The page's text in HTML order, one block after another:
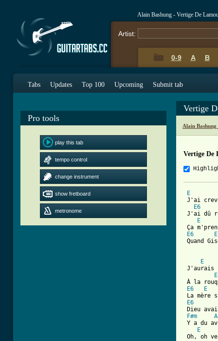
Alain Bashung - Vertige De
Artist:
0-9 A B
Tabs Updates Top 100 Upcoming Submit tab
Pro tools
play this tab
tempo control
change instrument
show fretboard
metronome
Vertige
Alain
Vertige De
E
J'ai
E6
J'ai dû
E
Ça
E6
E
Quand
E
J'aurais
E
À la
E6
E
La mère
E6
Dieu
F#m
A
Y a du
E
Oh, oh